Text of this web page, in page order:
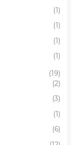
(1)
(1)
(1)
(1)
(19)
(2)
(3)
(1)
(6)